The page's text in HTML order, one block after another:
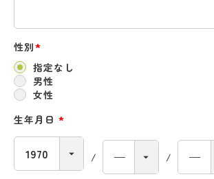
性別
須)
指定なし
男性
女性
生年月日
須)